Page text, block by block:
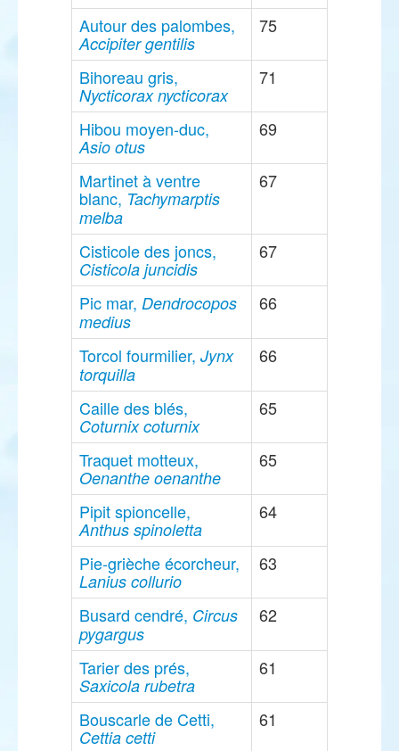
Autour des palombes,
Accipiter gentilis
75
Bihoreau gris,
Nycticorax nycticorax
71
Hibou moyen-duc,
Asio otus
69
Martinet à ventre
blanc, Tachymarptis
melba
67
Cisticole des joncs,
Cisticola juncidis
67
Pic mar, Dendrocopos
medius
66
Torcol fourmilier, Jynx
torquilla
66
Caille des blés,
Coturnix coturnix
65
Traquet motteux,
Oenanthe oenanthe
65
Pipit spioncelle,
Anthus spinoletta
64
Pie-grièche écorcheur,
Lanius collurio
63
Busard cendré, Circus
pygargus
62
Tarier des prés,
Saxicola rubetra
61
Bouscarle de Cetti,
Cettia cetti
61